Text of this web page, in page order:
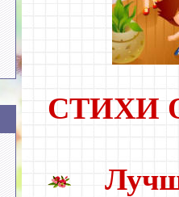
СТИХИ